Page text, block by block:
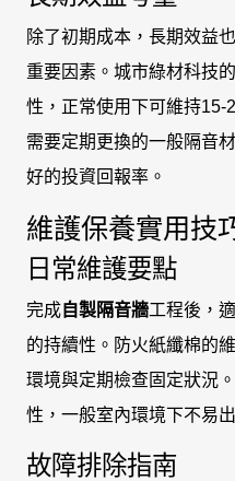
除了初期成本，長期效益
重要因素。城市綠材科技
性，正常使用下可維持15-
需要定期更換的一般隔音
好的投資回報率。
維護保養實用技
日常維護要點
完成自製隔音牆工程後，
的持續性。防火紙纖棉的
環境與定期檢查固定狀況
性，一般室內環境下不易
故障排除指南